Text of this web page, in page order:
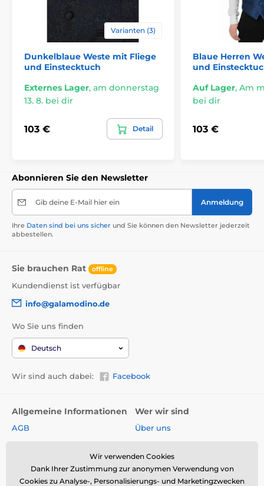
Varianten (3)
Dunkelblaue Weste mit Fliege
und Einstecktuch
Externes Lager, am donnerstag
13. 8. bei dir
103 € Detail
Blaue Herren
und
Auf Lager, Am
bei dir
103 €
Abonnieren Sie den Newsletter
Gib deine E-Mail hier ein Anmeldung
Ihre Daten sind bei uns sicher und Sie können den Newsletter jederzeit
abbestellen.
Sie brauchen Rat offline
Kundendienst ist verfügbar
info@galamodino.de
Wo Sie uns finden
Deutsch
Wir sind auch dabei: Facebook
Allgemeine Informationen
AGB
Versand & Zahlungsarten
Rückgabe und Reklamation
Wer wir sind
Über uns
Galamodino
Kontakt
Wir verwenden Cookies
Dank Ihrer Zustimmung zur anonymen Verwendung von
Cookies zu Analyse-, Personalisierungs- und Marketingzwecken